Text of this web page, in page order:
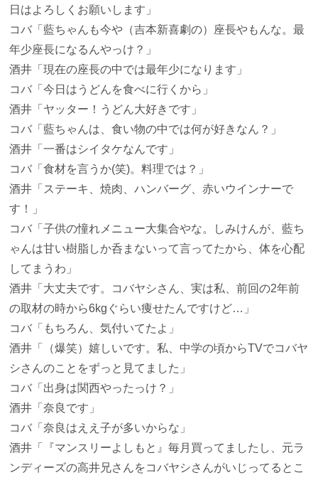
日はよろしくお願いします」
コバ 「藍ちゃんも今や（吉本新喜劇の）座長やもんな。最
年少座長になるんやっけ？」
酒井 「現在の座長の中では最年少になります」
コバ 「今日はうどんを食べに行くから」
酒井 「ヤッター！うどん大好きです」
コバ 「藍ちゃんは、食い物の中では何が好きなん？」
酒井 「一番はシイタケなんです」
コバ 「食材を言うか(笑)。料理では？」
酒井 「ステーキ、焼肉、ハンバーグ、赤いウインナーで
す！」
コバ 「子供の憧れメニュー大集合やな。しみけんが、藍ち
ゃんは甘い樹脂しか呑まないって言ってたから、体を心配
してまうわ」
酒井 「大丈夫です。コバヤシさん、実は私、前回の2年前
の取材の時から6kgぐらい痩せたんですけど…」
コバ 「もちろん、気付いてたよ」
酒井 「（爆笑）嬉しいです。私、中学の頃からTVでコバヤ
シさんのことをずっと見てました」
コバ 「出身は関西やったっけ？」
酒井 「奈良です」
コバ 「奈良はええ子が多いからな」
酒井 「『マンスリーよしもと』毎月買ってましたし、元ラ
ンディーズの高井兄さんをコバヤシさんがいじってるとこ